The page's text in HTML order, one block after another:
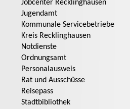
Jobcenter Recklinghausen
Jugendamt
Kommunale Servicebetriebe
Kreis Recklinghausen
Notdienste
Ordnungsamt
Personalausweis
Rat und Ausschüsse
Reisepass
Stadtbibliothek